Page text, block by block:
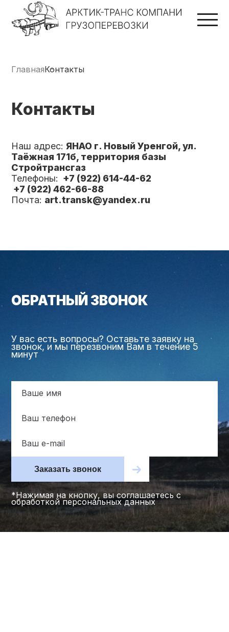
ГлавнаяКонтакты
Контакты
Наш адрес: ЯНАО г. Новый Уренгой, ул.
Таёжная 171б, территория базы
Стройтрансгаз
Телефоны: +7 (922) 614-44-62
+7 (922) 462-66-88
Почта: art.transk@yandex.ru
ОБРАТНЫЙ ЗВОНОК
У вас есть вопросы? Оставьте заявку на
звонок, и мы перезвоним Вам в течение 5
минут
Заказать звонок
*Нажимая на кнопку, вы соглашаетесь с
обработкой персональных данных